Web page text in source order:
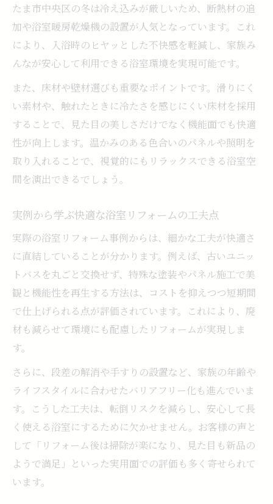
たま市中央区の冬は冷え込みが厳しいため、断熱材の追
加や浴室暖房乾燥機の設置が人気となっています。これ
により、入浴時のヒヤッとした不快感を軽減し、家族み
んなが安心して利用できる浴室環境を実現可能です。
また、床材や壁材選びも重要なポイントです。滑りにく
い素材や、触れたときに冷たさを感じにくい床材を採用
することで、見た目の美しさだけでなく機能面でも快適
性が向上します。温かみのある色合いのパネルや照明を
取り入れることで、視覚的にもリラックスできる浴室空
間を演出できるでしょう。
実例から学ぶ快適な浴室リフォームの工夫点
実際の浴室リフォーム事例からは、細かな工夫が快適さ
に直結していることが分かります。例えば、古いユニッ
トバスを丸ごと交換せず、特殊な塗装やパネル施工で美
観と機能性を再生する方法は、コストを抑えつつ短期間
で仕上げられる点が評価されています。これにより、廃
材も減らせて環境にも配慮したリフォームが実現しま
す。
さらに、段差の解消や手すりの設置など、家族の年齢や
ライフスタイルに合わせたバリアフリー化も進んでいま
す。こうした工夫は、転倒リスクを減らし、安心して長
く使える浴室にするために欠かせません。お客様の声と
して「リフォーム後は掃除が楽になり、見た目も新品の
ようで満足」といった実用面での評価も多く寄せられて
います。